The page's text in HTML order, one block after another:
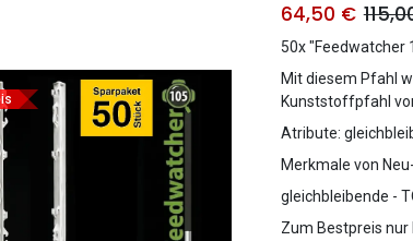
64,50 €
50x "Feedwatcher
Mit diesem Pfahl
Kunststoffpfahl
Atribute:
Merkmale von
gleichbleibende -
Zum Bestpreis nur